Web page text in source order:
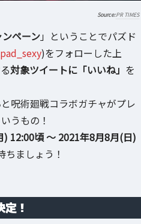
PR TIMES
ペーン」ということでパズド
)をフォローした上
対象ツイートに「いいね」 を
と呪術廻戦コラボガチャがプレ
うもの！
12:00頃 ～ 2021年8月8月(日)
ちましょう！
！